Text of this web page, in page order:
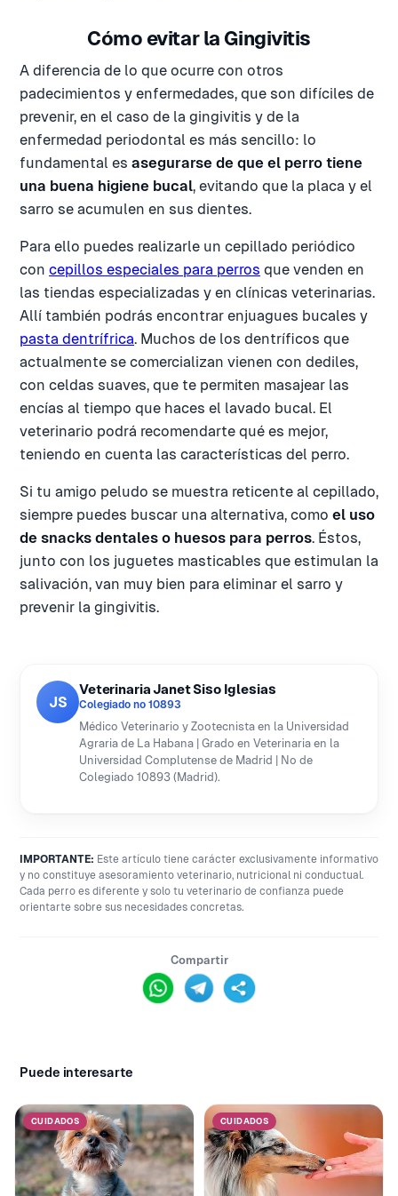
Cómo evitar la Gingivitis
A diferencia de lo que ocurre con otros
padecimientos y enfermedades, que son difíciles de
prevenir, en el caso de la gingivitis y de la
enfermedad periodontal es más sencillo: lo
fundamental es asegurarse de que el perro tiene
una buena higiene bucal, evitando que la placa y el
sarro se acumulen en sus dientes.
Para ello puedes realizarle un cepillado periódico
con cepillos especiales para perros que venden en
las tiendas especializadas y en clínicas veterinarias.
Allí también podrás encontrar enjuagues bucales y
pasta dentrífrica. Muchos de los dentríficos que
actualmente se comercializan vienen con dediles,
con celdas suaves, que te permiten masajear las
encías al tiempo que haces el lavado bucal. El
veterinario podrá recomendarte qué es mejor,
teniendo en cuenta las características del perro.
Si tu amigo peludo se muestra reticente al cepillado,
siempre puedes buscar una alternativa, como el uso
de snacks dentales o huesos para perros. Éstos,
junto con los juguetes masticables que estimulan la
salivación, van muy bien para eliminar el sarro y
prevenir la gingivitis.
JS
Veterinaria Janet Siso Iglesias
Colegiado nº 10893
Médico Veterinario y Zootecnista en la Universidad
Agraria de La Habana | Grado en Veterinaria en la
Universidad Complutense de Madrid | Nº de
Colegiado 10893 (Madrid).
IMPORTANTE: Este artículo tiene carácter exclusivamente informativo
y no constituye asesoramiento veterinario, nutricional ni conductual.
Cada perro es diferente y solo tu veterinario de confianza puede
orientarte sobre sus necesidades concretas.
Compartir
Puede interesarte
CUIDADOS CUIDADOS